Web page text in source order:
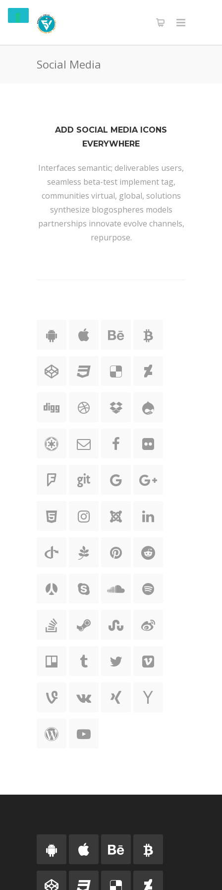
Social Media
ADD SOCIAL MEDIA ICONS
EVERYWHERE
Interfaces semantic; deliverables users,
seamless beta-test implement tag,
communities virtual, global, solutions
synthesize blogospheres models
partnerships innovate evolve channels,
repurpose.